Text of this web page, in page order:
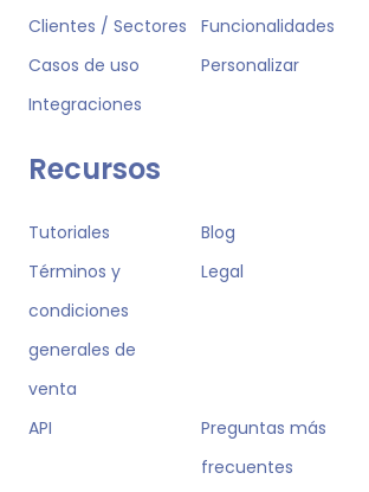
Clientes / Sectores
Funcionalidades
Casos de uso
Personalizar
Integraciones
Recursos
Tutoriales
Blog
Términos y
condiciones
generales de
venta
Legal
API
Preguntas más
frecuentes